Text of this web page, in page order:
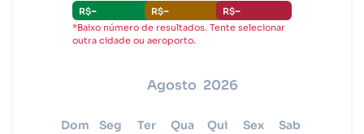
R$- R$- R$-
*Baixo número de resultados. Tente selecionar
outra cidade ou aeroporto.
agosto 2026
dom seg ter qua qui sex sab